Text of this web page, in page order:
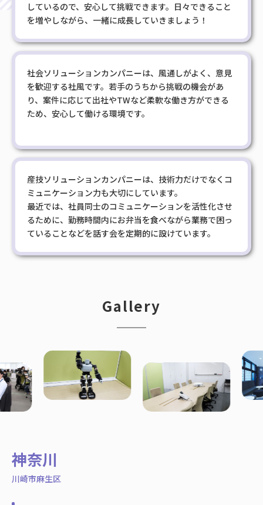
しているので、安心して挑戦できます。日々できること
を増やしながら、一緒に成長していきましょう！
社会ソリューションカンパニーは、風通しがよく、意見
を歓迎する社風です。若手のうちから挑戦の機会があ
り、案件に応じて出社やTWなど柔軟な働き方ができる
ため、安心して働ける環境です。
産技ソリューションカンパニーは、技術力だけでなくコ
ミュニケーション力も大切にしています。
最近では、社員同士のコミュニケーションを活性化させ
るために、勤務時間内にお弁当を食べながら業務で困っ
ていることなどを話す会を定期的に設けています。
Gallery
神奈川
川崎市麻生区